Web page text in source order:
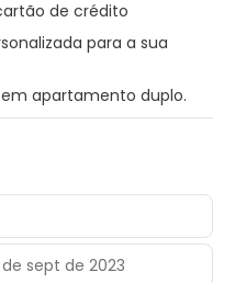
de crédito
para a sua
apartamento duplo.
sept de 2023